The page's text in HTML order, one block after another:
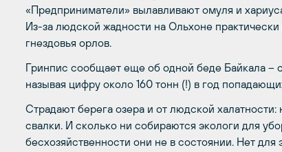
«Предприниматели» вылавливают омуля и
Из-за людской жадности на Ольхоне
гнездовья орлов.
Гринпис сообщает еще об одной беде Байкала –
называя цифру около 160 тонн (!) в год
Страдают берега озера и от людской
свалки. И сколько ни собираются экологи для
бесхозяйственности они не в состоянии. Нет